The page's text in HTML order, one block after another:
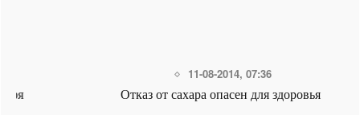
11-08-2014, 07:36
Отказ от сахара опасен для здоровья